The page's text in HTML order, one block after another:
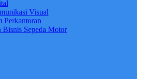
Visual
Perkantoran
Bisnis Sepeda Motor